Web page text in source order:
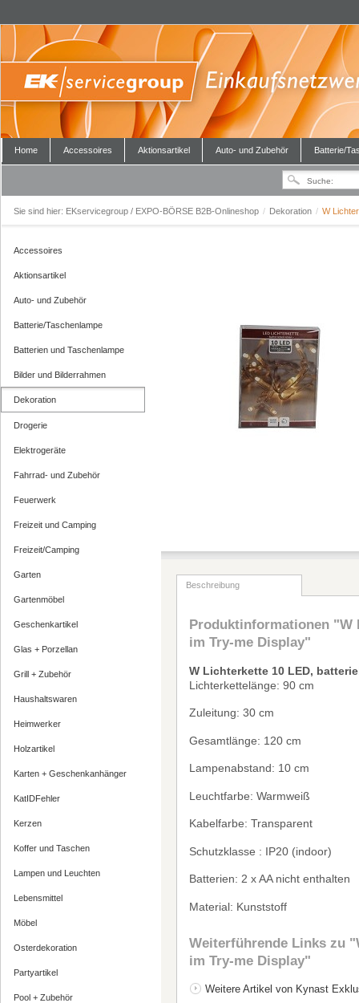
Home Accessoires Aktionsartikel Auto- und Zubehör Batterie/
Sie sind hier: EKservicegroup / EXPO-BÖRSE B2B-Onlineshop / Dekoration / W
Accessoires
Aktionsartikel
Auto- und Zubehör
Batterie/Taschenlampe
Batterien und Taschenlampe
Bilder und Bilderrahmen
Dekoration
Drogerie
Elektrogeräte
Fahrrad- und Zubehör
Feuerwerk
Freizeit und Camping
Freizeit/Camping
Garten
Gartenmöbel
Geschenkartikel
Glas + Porzellan
Grill + Zubehör
Haushaltswaren
Heimwerker
Holzartikel
Karten + Geschenkanhänger
KatIDFehler
Kerzen
Koffer und Taschen
Lampen und Leuchten
Lebensmittel
Möbel
Osterdekoration
Partyartikel
Pool + Zubehör
Beschreibung
Produktinformationen "W
im Try-me Display"
W Lichterkette 10 LED,
Lichterkettelänge: 90 cm
Zuleitung: 30 cm
Gesamtlänge: 120 cm
Lampenabstand: 10 cm
Leuchtfarbe: Warmweiß
Kabelfarbe: Transparent
Schutzklasse : IP20 (indoor)
Batterien: 2 x AA nicht enthalten
Material: Kunststoff
Weiterführende Links zu
im Try-me Display"
Weitere Artikel von Kynast